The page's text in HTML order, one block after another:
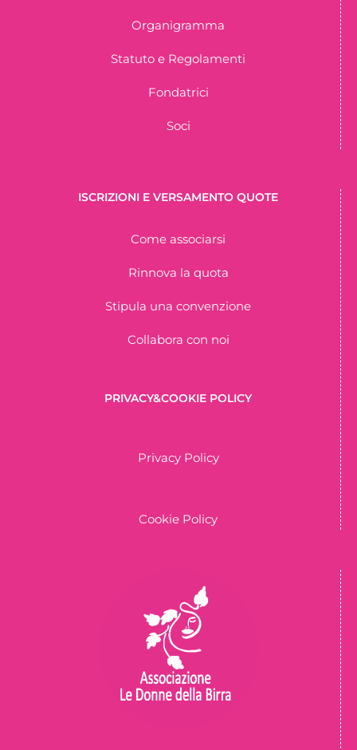
Organigramma
Statuto e Regolamenti
Fondatrici
Soci
ISCRIZIONI E VERSAMENTO QUOTE
Come associarsi
Rinnova la quota
Stipula una convenzione
Collabora con noi
PRIVACY&COOKIE POLICY
Privacy Policy
Cookie Policy